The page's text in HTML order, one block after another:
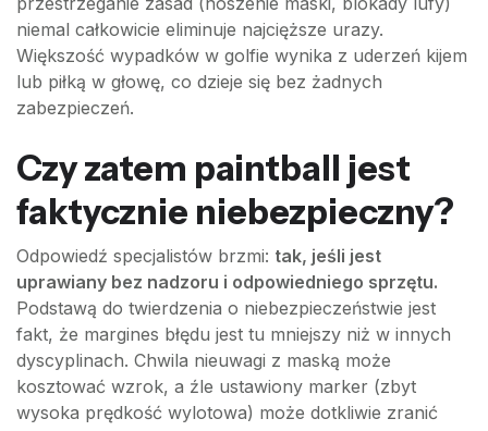
niemal całkowicie eliminuje najcięższe urazy.
Większość wypadków w golfie wynika z uderzeń kijem
lub piłką w głowę, co dzieje się bez żadnych
zabezpieczeń.
Czy zatem paintball jest
faktycznie niebezpieczny?
Odpowiedź specjalistów brzmi: tak, jeśli jest
uprawiany bez nadzoru i odpowiedniego sprzętu.
Podstawą do twierdzenia o niebezpieczeństwie jest
fakt, że margines błędu jest tu mniejszy niż w innych
dyscyplinach. Chwila nieuwagi z maską może
kosztować wzrok, a źle ustawiony marker (zbyt
wysoka prędkość wylotowa) może dotkliwie zranić